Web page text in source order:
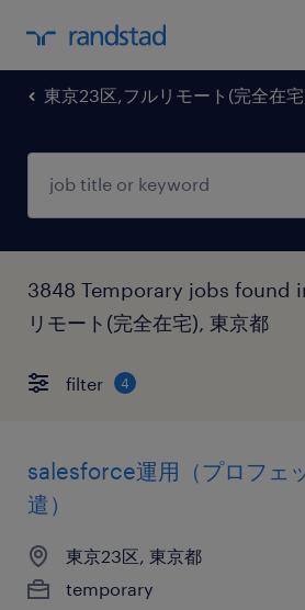
東京23区,フルリモート(完全在
3848 Temporary jobs found
リモート(完全在宅), 東京都
filter 4
salesforce運用（プロフェ
遣）
東京23区, 東京都
temporary